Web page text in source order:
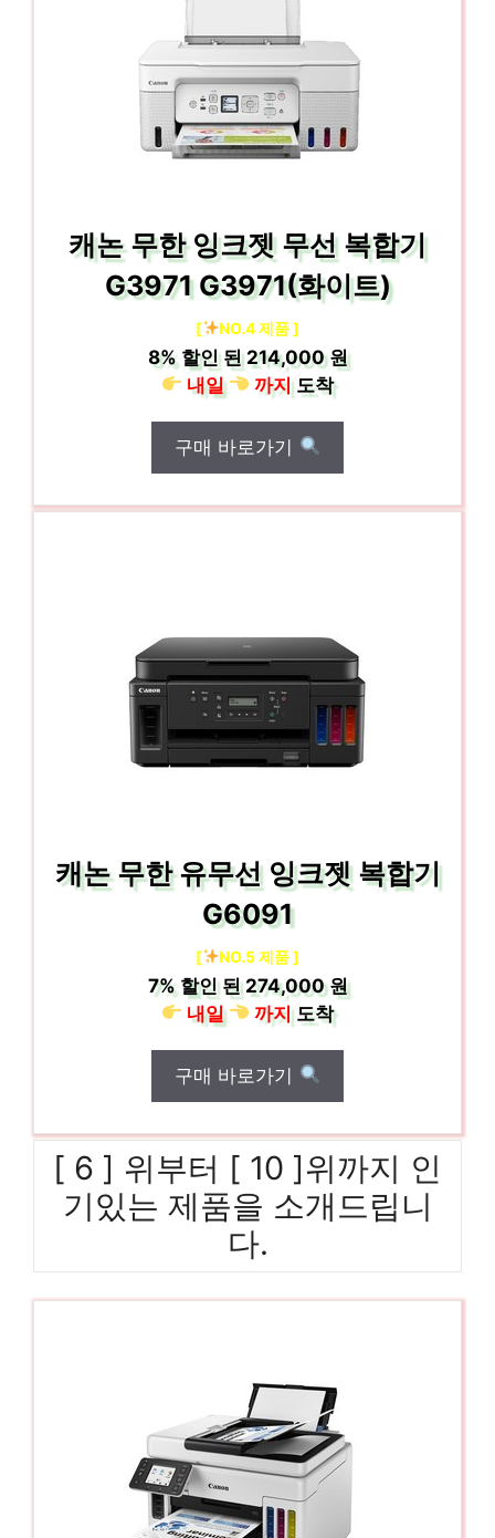
캐논 무한 잉크젯 무선 복합기
G3971 G3971(화이트)
[ NO.4 제품 ]
8%할인 된214,000 원
내일
까지도착
구매 바로가기
캐논 무한 유무선 잉크젯 복합기
G6091
[ NO.5 제품 ]
7%할인 된274,000 원
내일
까지도착
구매 바로가기
[ 6 ] 위부터 [ 10 ]위까지 인
기있는 제품을 소개드립니
다.